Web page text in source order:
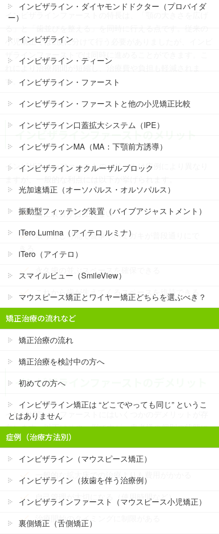
インビザラインファーストの特長は、「顎の大きさを広げ
る」と「歯並びを整える」を同時に行える点です。従来の
小児矯正では2度に分けて行う必要がありましたが、インビ
ザラインファーストでは同時に進めることができます。こ
れにより治療期間が短縮し、治療費や負担も軽減されま
す。
インビザラインファーストのメリット
インビザラインファーストのメリットは症例により異なり
ますが、一般的な利点には以下が挙げられます。
矯正装置が目立たない
取り外し可能で食事やハミガキが普段通りにで
永久歯の並ぶスペースを確保できる
これから歯が生えてくるスペースを維持できる
二期治療をしなくて済むようになる場合もある
インビザラインファーストのデメリット
インビザラインファーストにはいくつかのデメリットが存
在します。以下はその一例ですが、患者様の個別の状態に
より異なるため、矯正医との相談が必要です。
一般的な拡大床での治療よりも費用がかかる
自己管理が大切になる（使用時間など）
治療開始のタイミングに制限がある
インビザライン・ダイヤモンドドクター（プロバイダ
ー）
インビザライン
インビザライン・ティーン
インビザライン・ファースト
インビザライン・ファーストと他の小児矯正比較
インビザライン口蓋拡大システム（IPE）
インビザラインMA（MA：下顎前方誘導）
インビザライン オクルーザルブロック
光加速矯正（オーソパルス・オルソパルス）
振動型フィッテング装置（バイブアジャストメント）
iTero Lumina（アイテロ ルミナ）
iTero（アイテロ）
スマイルビュー（SmileView）
マウスピース矯正とワイヤー矯正どちらを選ぶべき？
矯正治療の流れなど
矯正治療の流れ
矯正治療を検討中の方へ
初めての方へ
インビザライン矯正は “どこでやっても同じ” というこ
とはありません
症例（治療方法別）
インビザライン（マウスピース矯正）
インビザライン（抜歯を伴う治療例）
インビザラインファースト（マウスピース小児矯正）
裏側矯正（舌側矯正）